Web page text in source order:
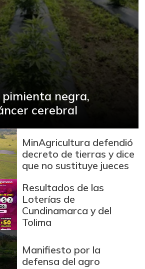
pimienta negra,
cerebral
MinAgricultura defendió
decreto de tierras y dice
que no sustituye jueces
Resultados de las
Loterías de
Cundinamarca y del
Tolima
Manifiesto por la
defensa del agro